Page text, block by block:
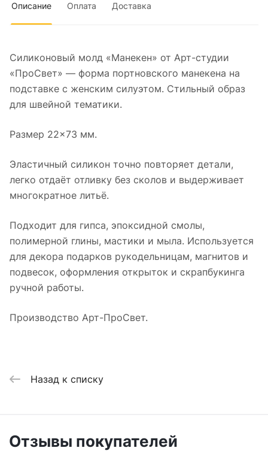
Описание Оплата Доставка
Силиконовый молд «Манекен» от Арт-студии
«ПроСвет» — форма портновского манекена на
подставке с женским силуэтом. Стильный образ
для швейной тематики.
Размер 22×73 мм.
Эластичный силикон точно повторяет детали,
легко отдаёт отливку без сколов и выдерживает
многократное литьё.
Подходит для гипса, эпоксидной смолы,
полимерной глины, мастики и мыла. Используется
для декора подарков рукодельницам, магнитов и
подвесок, оформления открыток и скрапбукинга
ручной работы.
Производство Арт-ПроСвет.
Назад к списку
Отзывы покупателей